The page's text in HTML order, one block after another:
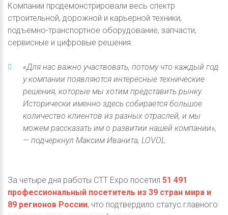
Компании продемонстрировали весь спектр
строительной, дорожной и карьерной техники,
подъемно-транспортное оборудование, запчасти,
сервисные и цифровые решения.
«Для нас важно участвовать, потому что каждый год
у компании появляются интересные технические
решения, которые мы хотим представить рынку.
Исторически именно здесь собирается большое
количество клиентов из разных отраслей, и мы
можем рассказать им о развитии нашей компании»,
— подчеркнул Максим Иванита, LOVOL.
За четыре дня работы CTT Expo посетил 51 491
профессиональный посетитель из 39 стран мира и
89 регионов России, что подтвердило статус главного